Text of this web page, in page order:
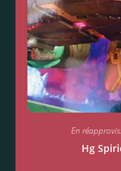
En
Hg